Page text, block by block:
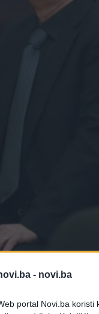
- novi.ba
portal Novi.ba koristi